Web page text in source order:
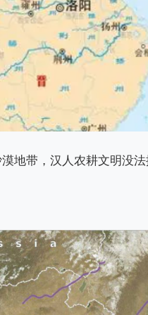
地带，汉人农耕文明没